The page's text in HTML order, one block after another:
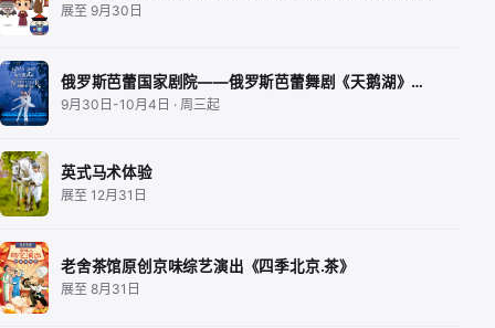
展至 9月30日
俄罗斯芭蕾国家剧院——俄罗斯芭蕾舞剧《天鹅湖》…
9月30日-10月4日 · 周三起
英式马术体验
展至 12月31日
老舍茶馆原创京味综艺演出《四季北京.茶》
展至 8月31日